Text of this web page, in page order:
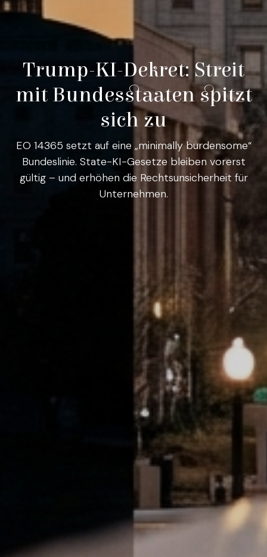
Trump-KI-Dekret: Streit
mit Bundesstaaten spitzt
sich zu
EO 14365 setzt auf eine „minimally burdensome“
Bundeslinie. State-KI-Gesetze bleiben vorerst
gültig – und erhöhen die Rechtsunsicherheit für
Unternehmen.